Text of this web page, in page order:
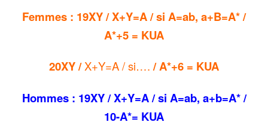
Femmes : 19XY / X+Y=A / si A=ab, a+B=A* /
A*+5 = KUA
20XY /X+Y=A / si…. / A*+6 = KUA
Hommes : 19XY / X+Y=A / si A=ab, a+b=A* /
10-A*= KUA